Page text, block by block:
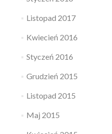
Listopad 2017
Kwiecień 2016
Styczeń 2016
Grudzień 2015
Listopad 2015
Maj 2015